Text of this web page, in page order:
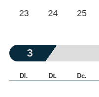
23 24 25
3
Dl. Dt. Dc.